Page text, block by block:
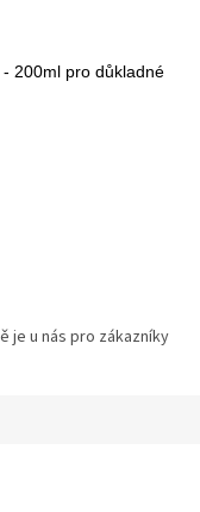
200ml pro důkladné
je u nás pro zákazníky